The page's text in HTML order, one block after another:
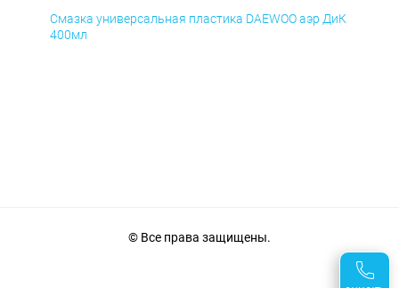
Смазка универсальная пластика DAEWOO аэр ДиК
400мл
© Все права защищены.